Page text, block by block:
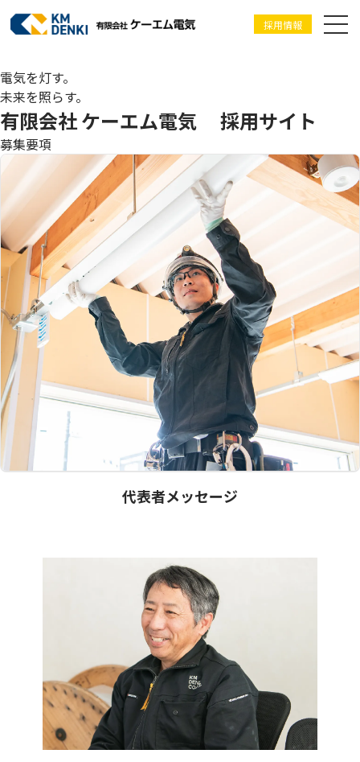
採用情報
電気を灯す。
未来を照らす。
有限会社 ケーエム電気 採用サイト
募集要項
代表者メッセージ